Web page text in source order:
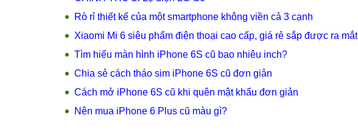
Rò rỉ thiết kế của một smartphone không viền cả 3 cạnh
Xiaomi Mi 6 siêu phẩm điện thoại cao cấp, giá rẻ sắp được ra mắt
Tìm hiểu màn hình iPhone 6S cũ bao nhiêu inch?
Chia sẻ cách tháo sim iPhone 6S cũ đơn giản
Cách mở iPhone 6S cũ khi quên mật khẩu đơn giản
Nên mua iPhone 6 Plus cũ màu gì?